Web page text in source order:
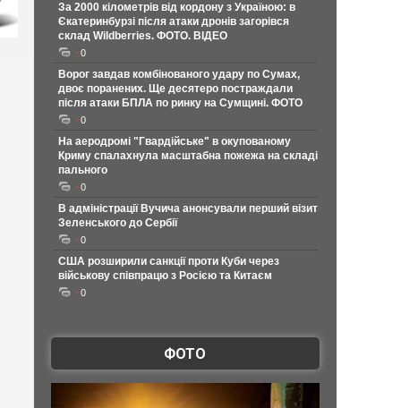
За 2000 кілометрів від кордону з Україною: в
Єкатеринбурзі після атаки дронів загорівся
склад Wildberries. ФОТО. ВІДЕО
0
Ворог завдав комбінованого удару по Сумах,
двоє поранених. Ще десятеро постраждали
після атаки БПЛА по ринку на Сумщині. ФОТО
0
На аеродромі "Гвардійське" в окупованому
Криму спалахнула масштабна пожежа на складі
пального
0
В адміністрації Вучича анонсували перший візит
Зеленського до Сербії
0
США розширили санкції проти Куби через
військову співпрацю з Росією та Китаєм
0
ФОТО